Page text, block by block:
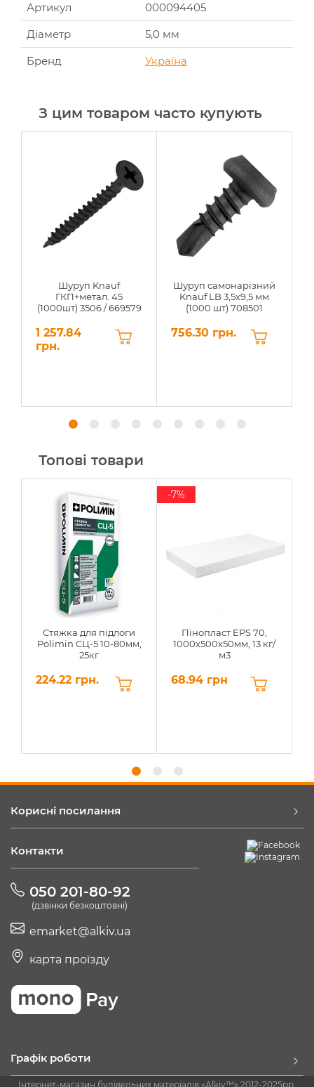
Артикул
000094405
Діаметр
5,0 мм
Бренд
Україна
З цим товаром часто купують
Шуруп Knauf
ГКП+метал. 45
(1000шт) 3506 / 669579
1 257.84
грн.
Шуруп самонарізний
Knauf LB 3,5х9,5 мм
(1000 шт) 708501
756.30 грн.
Топові товари
Стяжка для підлоги
Polimin СЦ-5 10-80мм,
25кг
224.22 грн.
Пінопласт EPS 70,
1000х500х50мм, 13 кг/
м3
68.94 грн
-7%
Корисні посилання
Контакти
050 201-80-92
(дзвінки безкоштовні)
emarket@alkiv.ua
карта проїзду
Графік роботи
Інтернет-магазин будівельних матеріалів «Alkiv™» 2012-2025рр.